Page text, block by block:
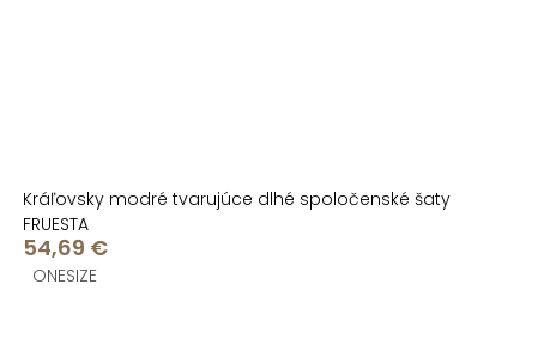
Kráľovsky modré tvarujúce dlhé spoločenské šaty
FRUESTA
54,69 €
ONESIZE